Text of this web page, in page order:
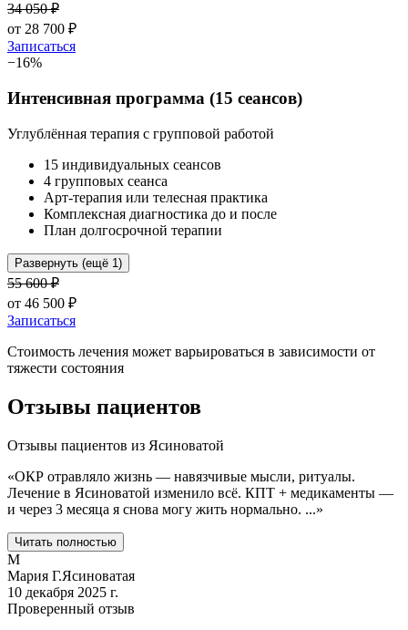
34 050₽
от 28 700 ₽
Записаться
−16%
Интенсивная программа (15 сеансов)
Углублённая терапия с групповой работой
15 индивидуальных сеансов
4 групповых сеанса
Арт-терапия или телесная практика
Комплексная диагностика до и после
План долгосрочной терапии
Развернуть (ещё 1)
55 600₽
от 46 500 ₽
Записаться
Стоимость лечения может варьироваться в зависимости от
тяжести состояния
Отзывы пациентов
Отзывы пациентов из Ясиноватой
«ОКР отравляло жизнь — навязчивые мысли, ритуалы.
Лечение в Ясиноватой изменило всё. КПТ + медикаменты —
и через 3 месяца я снова могу жить нормально. ...»
Читать полностью
М
Мария Г.Ясиноватая
10 декабря 2025 г.
Проверенный отзыв